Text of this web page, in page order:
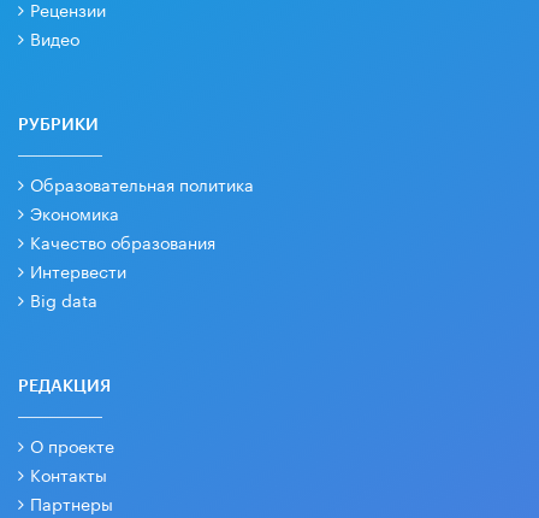
Рецензии
Видео
РУБРИКИ
Образовательная политика
Экономика
Качество образования
Интервести
Big data
РЕДАКЦИЯ
О проекте
Контакты
Партнеры